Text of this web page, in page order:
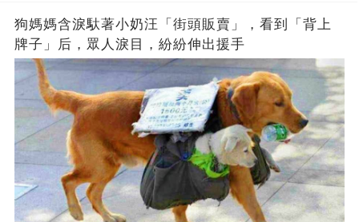
狗媽媽含淚馱著小奶汪「街頭販賣」，看到「背上
牌子」后，眾人淚目，紛紛伸出援手